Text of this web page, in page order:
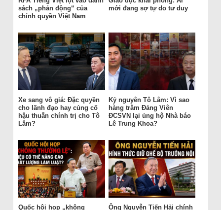
sách „phản động“ của
chính quyền Việt Nam
mới đang sợ tự do tư duy
Xe sang vô giá: Đặc quyền
cho lãnh đạo hay củng cố
hậu thuẫn chính trị cho Tô
Lâm?
Kỷ nguyên Tô Lâm: Vì sao
hàng trăm Đảng Viên
ĐCSVN lại ủng hộ Nhà báo
Lê Trung Khoa?
Quốc hội họp „không Ông Nguyễn Tiến Hải chính